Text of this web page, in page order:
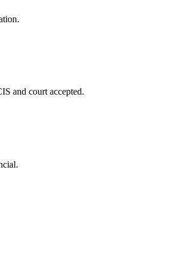
and court accepted.